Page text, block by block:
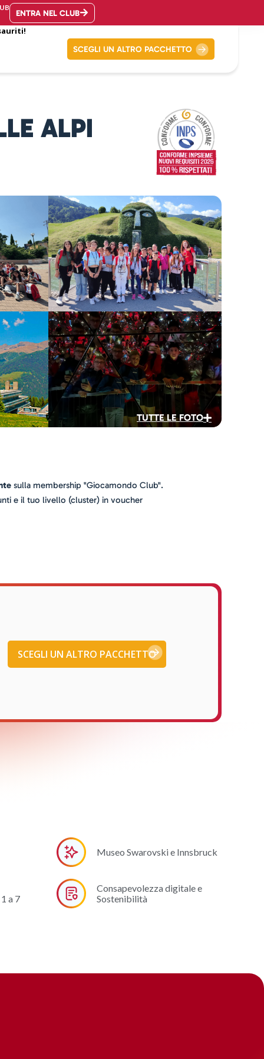
ENTRA NEL CLUB
SCEGLI UN ALTRO PACCHETTO
ALPI
TUTTE LE FOTO
sulla membership "Giocamondo Club".
e il tuo livello (cluster) in voucher
SCEGLI UN ALTRO PACCHETTO
Museo Swarovski e Innsbruck
a 7
Consapevolezza digitale e
Sostenibilità